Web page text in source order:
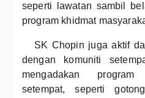
seperti lawatan sambil
program khidmat
SK Chopin juga aktif
dengan komuniti
mengadakan
setempat, seperti